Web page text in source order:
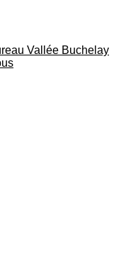
Vallée Buchelay